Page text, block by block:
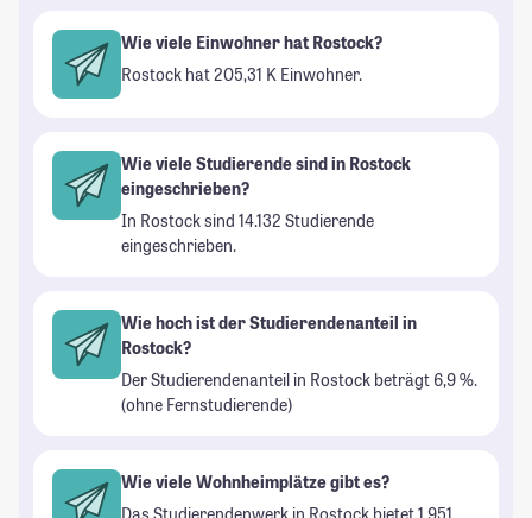
Wie viele Einwohner hat Rostock?
Rostock hat 205,31 K Einwohner.
Wie viele Studierende sind in Rostock
eingeschrieben?
In Rostock sind 14.132 Studierende
eingeschrieben.
Wie hoch ist der Studierendenanteil in
Rostock?
Der Studierendenanteil in Rostock beträgt 6,9 %.
(ohne Fernstudierende)
Wie viele Wohnheimplätze gibt es?
Das Studierendenwerk in Rostock bietet 1.951